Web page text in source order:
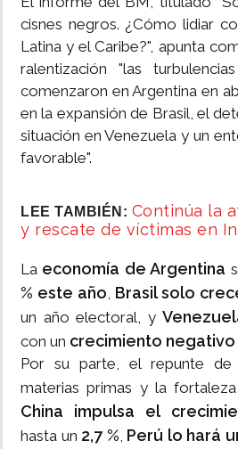
cisnes negros. ¿Cómo lidiar
Latina y el Caribe?", apunta
ralentización "las
comenzaron en Argentina en
en la expansión de Brasil, el
situación en Venezuela y un
favorable".
LEE TAMBIÉN: Continúa la
y rescate de víctimas en
La economía de Argentina
% este año, Brasil solo
un año electoral, y
con un crecimiento negativo
Por su parte, el repunte
materias primas y la
China impulsa el
hasta un 2,7 %, Perú lo hará